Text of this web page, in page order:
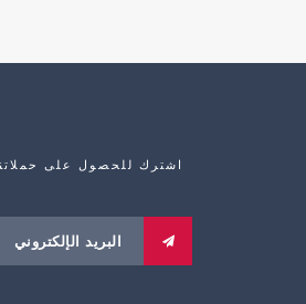
اشترك للحصول على